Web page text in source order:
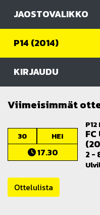
JAOSTOVALIKKO
P14 (2014)
KIRJAUDU
Viimeisimmät
30 HEI
17.30 2 -
Ottelulista